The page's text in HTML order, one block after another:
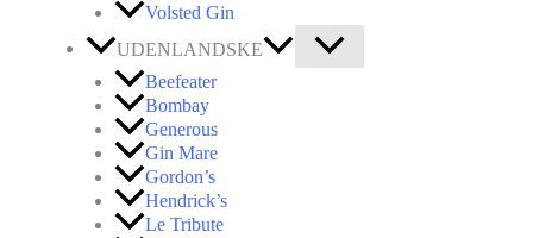
Volsted Gin
UDENLANDSKE
Beefeater
Bombay
Generous
Gin Mare
Gordon’s
Hendrick’s
Le Tribute